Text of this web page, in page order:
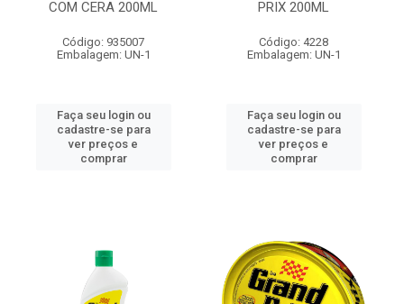
COM CERA 200ML
Código: 935007
Embalagem: UN-1
Faça seu login ou
cadastre-se para
ver preços e
comprar
PRIX 200ML
Código: 4228
Embalagem: UN-1
Faça seu login ou
cadastre-se para
ver preços e
comprar